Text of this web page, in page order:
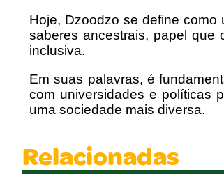
Hoje, Dzoodzo se define como
saberes ancestrais, papel que
inclusiva.
Em suas palavras, é
com universidades e políticas
uma sociedade mais diversa.
Relacionadas